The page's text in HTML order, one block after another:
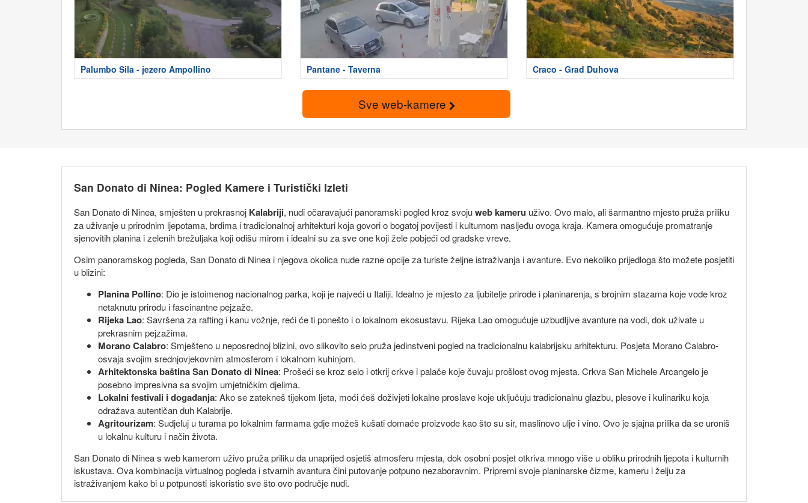
Palumbo Sila - jezero Ampollino Pantane - Taverna Craco - Grad Duhova
Sve web-kamere
San Donato di Ninea: Pogled Kamere i Turistički Izleti
San Donato di Ninea, smješten u prekrasnoj Kalabriji, nudi očaravajući panoramski pogled kroz svojuweb kameru uživo. Ovo malo, ali šarmantno mjesto pruža priliku
za uživanje u prirodnim ljepotama, brdima i tradicionalnoj arhitekturi koja govori o bogatoj povijesti i kulturnom nasljeđu ovoga kraja. Kamera omogućuje promatranje
sjenovitih planina i zelenih brežuljaka koji odišu mirom i idealni su za sve one koji žele pobjeći od gradske vreve.
Osim panoramskog pogleda, San Donato di Ninea i njegova okolica nude razne opcije za turiste željne istraživanja i avanture. Evo nekoliko prijedloga što možete posjetiti
u blizini:
Planina Pollino: Dio je istoimenog nacionalnog parka, koji je najveći u Italiji. Idealno je mjesto za ljubitelje prirode i planinarenja, s brojnim stazama koje vode kroz
netaknutu prirodu i fascinantne pejzaže.
Rijeka Lao: Savršena za rafting i kanu vožnje, reći će ti ponešto i o lokalnom ekosustavu. Rijeka Lao omogućuje uzbudljive avanture na vodi, dok uživate u
prekrasnim pejzažima.
Morano Calabro: Smješteno u neposrednoj blizini, ovo slikovito selo pruža jedinstveni pogled na tradicionalnu kalabrijsku arhitekturu. Posjeta Morano Calabro-
osvaja svojim srednjovjekovnim atmosferom i lokalnom kuhinjom.
Arhitektonska baština San Donato di Ninea: Prošeći se kroz selo i otkrij crkve i palače koje čuvaju prošlost ovog mjesta. Crkva San Michele Arcangelo je
posebno impresivna sa svojim umjetničkim djelima.
Lokalni festivali i događanja: Ako se zatekneš tijekom ljeta, moći ćeš doživjeti lokalne proslave koje uključuju tradicionalnu glazbu, plesove i kulinariku koja
odražava autentičan duh Kalabrije.
Agritourizam: Sudjeluj u turama po lokalnim farmama gdje možeš kušati domaće proizvode kao što su sir, maslinovo ulje i vino. Ovo je sjajna prilika da se uroniš
u lokalnu kulturu i način života.
San Donato di Ninea s web kamerom uživo pruža priliku da unaprijed osjetiš atmosferu mjesta, dok osobni posjet otkriva mnogo više u obliku prirodnih ljepota i kulturnih
iskustava. Ova kombinacija virtualnog pogleda i stvarnih avantura čini putovanje potpuno nezaboravnim. Pripremi svoje planinarske čizme, kameru i želju za
istraživanjem kako bi u potpunosti iskoristio sve što ovo područje nudi.